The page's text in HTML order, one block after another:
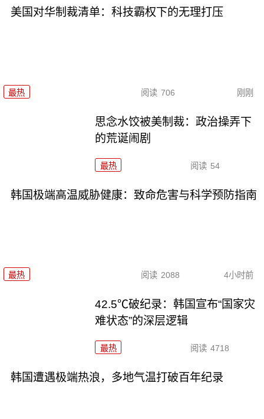
美国对华制裁清单：科技霸权下的无理打压
最热 阅读 706 刚刚
思念水饺被美制裁：政治操弄下
的荒诞闹剧
最热 阅读 54
韩国极端高温威胁健康：致命危害与科学预防指南
最热 阅读 2088 4小时前
42.5℃破纪录：韩国宣布“国家灾
难状态”的深层逻辑
最热 阅读 4718
韩国遭遇极端热浪，多地气温打破百年纪录